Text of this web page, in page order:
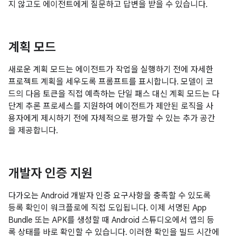
지 않고도 에이전트에게 질문하고 답변을 받을 수 있습니다.
계획 모드
새로운 계획 모드는 에이전트가 작업을 실행하기 전에 자세한
프로젝트 계획을 세우도록 프롬프트를 표시합니다. 모델이 코
드의 다음 토큰을 직접 예측하는 단일 패스 대신 계획 모드는 다
단계 추론 프로세스를 지원하여 에이전트가 제안된 로직을 사
용자에게 제시하기 전에 자체적으로 평가할 수 있는 추가 공간
을 제공합니다.
개발자 인증 지원
다가오는 Android 개발자 인증 요구사항을 충족할 수 있도록
등록 확인이 워크플로에 직접 도입됩니다. 이제 서명된 App
Bundle 또는 APK를 생성할 때 Android 스튜디오에서 앱의 등
록 상태를 바로 확인할 수 있습니다. 이러한 확인을 빌드 시간에